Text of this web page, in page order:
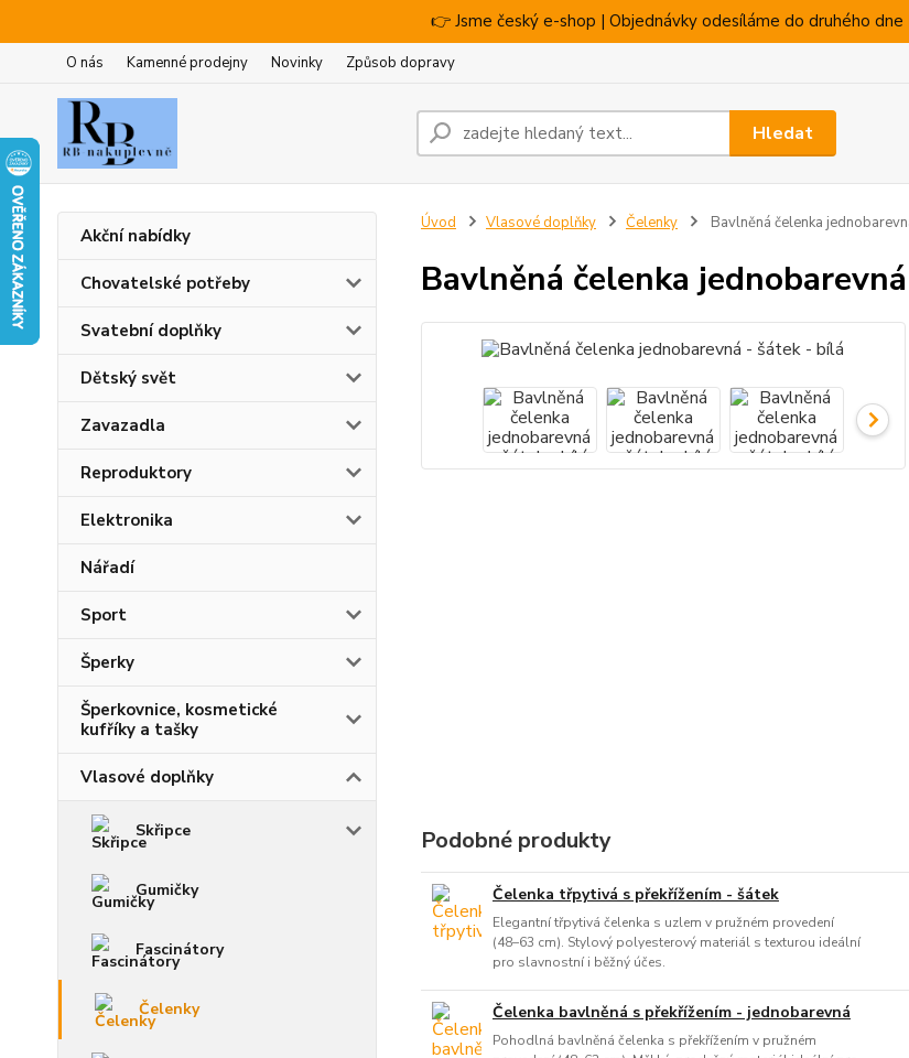
👉 Jsme český e-shop | Objednávky odesíláme do druhého
O nás Kamenné prodejny Novinky Způsob dopravy
Hledat
Akční nabídky
Chovatelské potřeby
Svatební doplňky
Dětský svět
Zavazadla
Reproduktory
Elektronika
Nářadí
Sport
Šperky
Šperkovnice, kosmetické
kufříky a tašky
Vlasové doplňky
Skřipce
Gumičky
Fascinátory
Čelenky
Úvod Vlasové doplňky Čelenky Bavlněná čelenka
Bavlněná čelenka
Podobné produkty
Čelenka třpytivá s překřížením - šátek
Elegantní třpytivá čelenka s uzlem v pružném provedení
(48–63 cm). Stylový polyesterový materiál s texturou ideální
pro slavnostní i běžný účes.
Čelenka bavlněná s překřížením - jednobarevná
Pohodlná bavlněná čelenka s překřížením v pružném